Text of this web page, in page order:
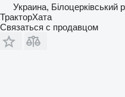
Украина, Білоцерківський
ТракторХата
Связаться с продавцом